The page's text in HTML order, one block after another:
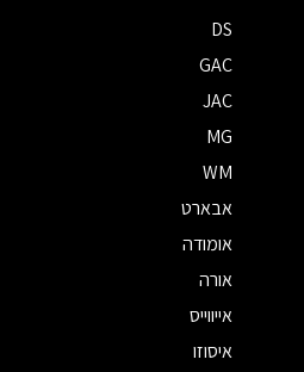
DS
GAC
JAC
MG
WM
אבארט
אומודה
אורה
אייווייס
איסוזו